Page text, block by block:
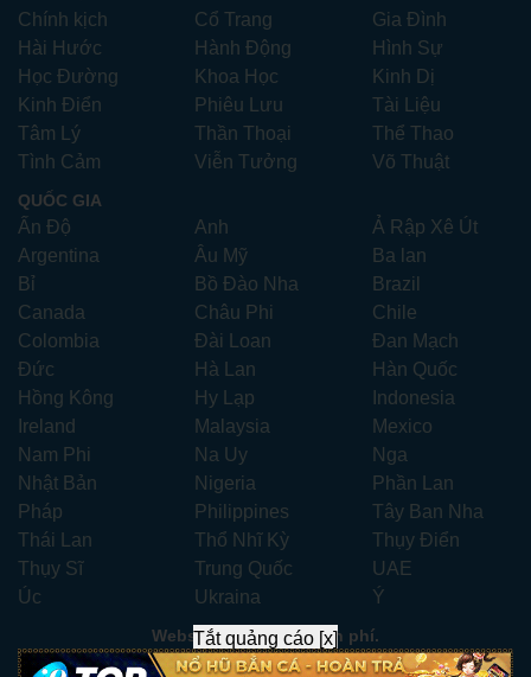
Chính kịch
Cổ Trang
Gia Đình
Hài Hước
Hành Động
Hình Sự
Học Đường
Khoa Học
Kinh Dị
Kinh Điển
Phiêu Lưu
Tài Liệu
Tâm Lý
Thần Thoại
Thể Thao
Tình Cảm
Viễn Tưởng Võ Thuật
QUỐC GIA
Ấn Độ Anh
Ả Rập Xê Út
Argentina
Âu Mỹ
Ba lan
Bỉ
Bồ Đào Nha
Brazil
Canada
Châu Phi
Chile
Colombia
Đài Loan
Đan Mạch
Đức
Hà Lan
Hàn Quốc
Hồng Kông
Hy Lạp
Indonesia
Ireland
Malaysia
Mexico
Nam Phi
Na Uy
Nga
Nhật Bản
Nigeria
Phần Lan
Pháp
Philippines
Tây Ban Nha
Thái Lan
Thổ Nhĩ Kỳ
Thụy Điển
Thụy Sĩ
Trung Quốc
UAE
Úc
Ukraina Ý
Website xem phim miễn phí.
Liên hệ:xemphimhay247.com@gmail.com- Telegram:
Tắt quảng cáo [x]